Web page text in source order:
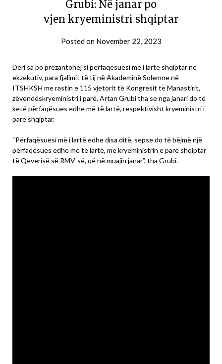
Grubi: Në janar po
vjen kryeministri shqiptar
Posted on November 22, 2023
Deri sa po prezantohej si përfaqësuesi më i lartë shqiptar në
ekzekutiv, para fjalimit të tij në Akademinë Solemne në
ITSHKSH me rastin e 115 vjetorit të Kongresit të Manastirit,
zëvendëskryeministri i parë, Artan Grubi tha se nga janari do të
ketë përfaqësues edhe më të lartë, respektivisht kryeministri i
parë shqiptar.
“Përfaqësuesi më i lartë edhe disa ditë, sepse do të bëjmë një
përfaqësues edhe më të lartë, me kryeministrin e parë shqiptar
të Qeverisë së RMV-së, që në muajin janar”, tha Grubi.